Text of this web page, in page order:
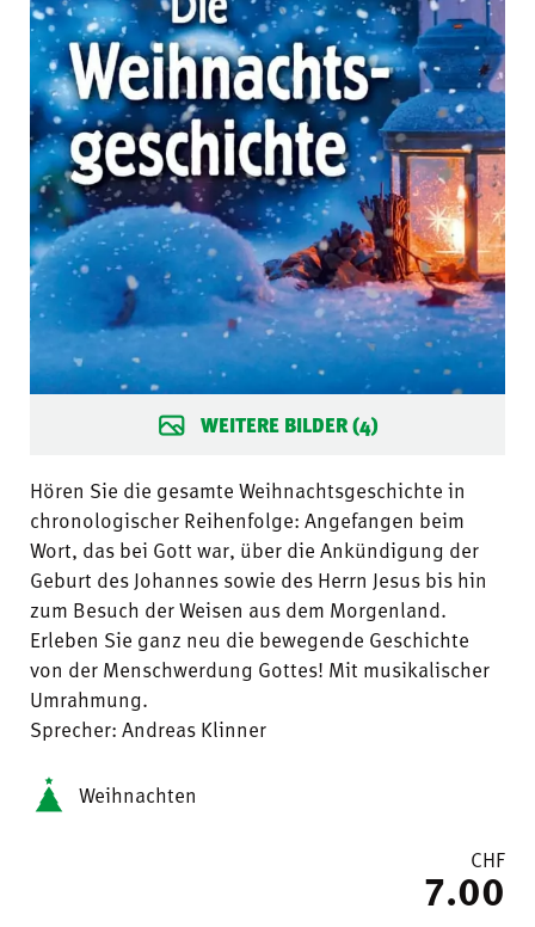
WEITERE BILDER (4)
Hören Sie die gesamte Weihnachtsgeschichte in
chronologischer Reihenfolge: Angefangen beim
Wort, das bei Gott war, über die Ankündigung der
Geburt des Johannes sowie des Herrn Jesus bis hin
zum Besuch der Weisen aus dem Morgenland.
Erleben Sie ganz neu die bewegende Geschichte
von der Menschwerdung Gottes! Mit musikalischer
Umrahmung.
Sprecher: Andreas Klinner
Weihnachten
CHF
7.00